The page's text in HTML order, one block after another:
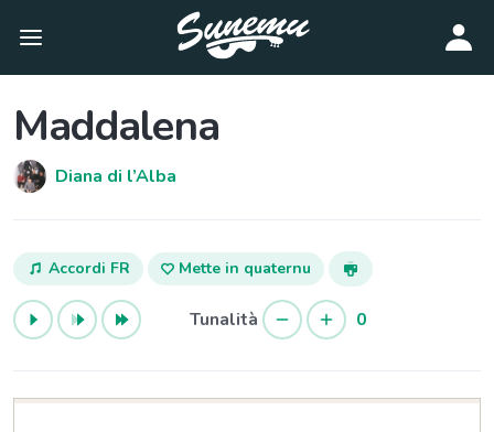
Maddalena
Diana di l’Alba
Accordi FR Mette in quaternu
Tunalità 0